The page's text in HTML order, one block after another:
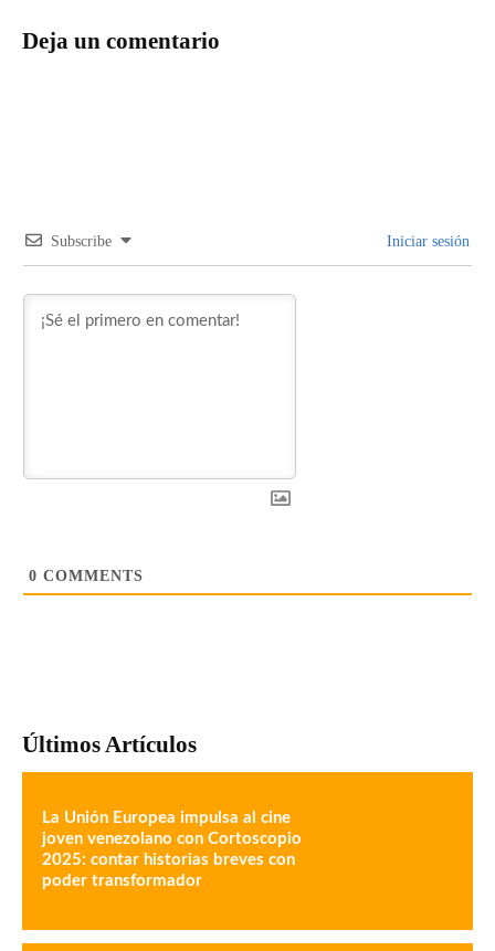
Deja un comentario
Subscribe Iniciar sesión
0 COMMENTS
Últimos Artículos
La Unión Europea impulsa al cine
joven venezolano con Cortoscopio
2025: contar historias breves con
poder transformador